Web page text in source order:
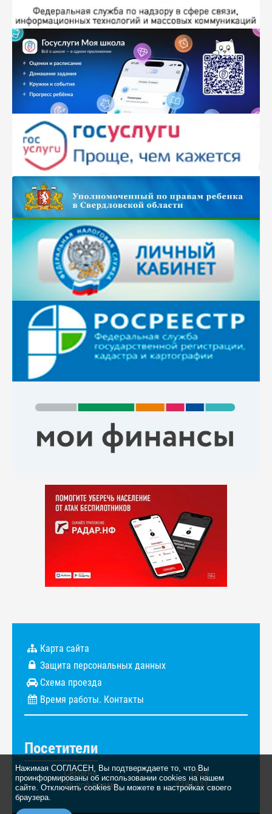
Нажимая СОГЛАСЕН, Вы подтверждаете то, что Вы
проинформированы об использовании cookies на нашем
сайте. Отключить cookies Вы можете в настройках своего
браузера.
Карта сайта
Защита персональных данных
Схема проезда
Время работы. Контакты
Посетители
Сегодня
1528
За всё время
4281331